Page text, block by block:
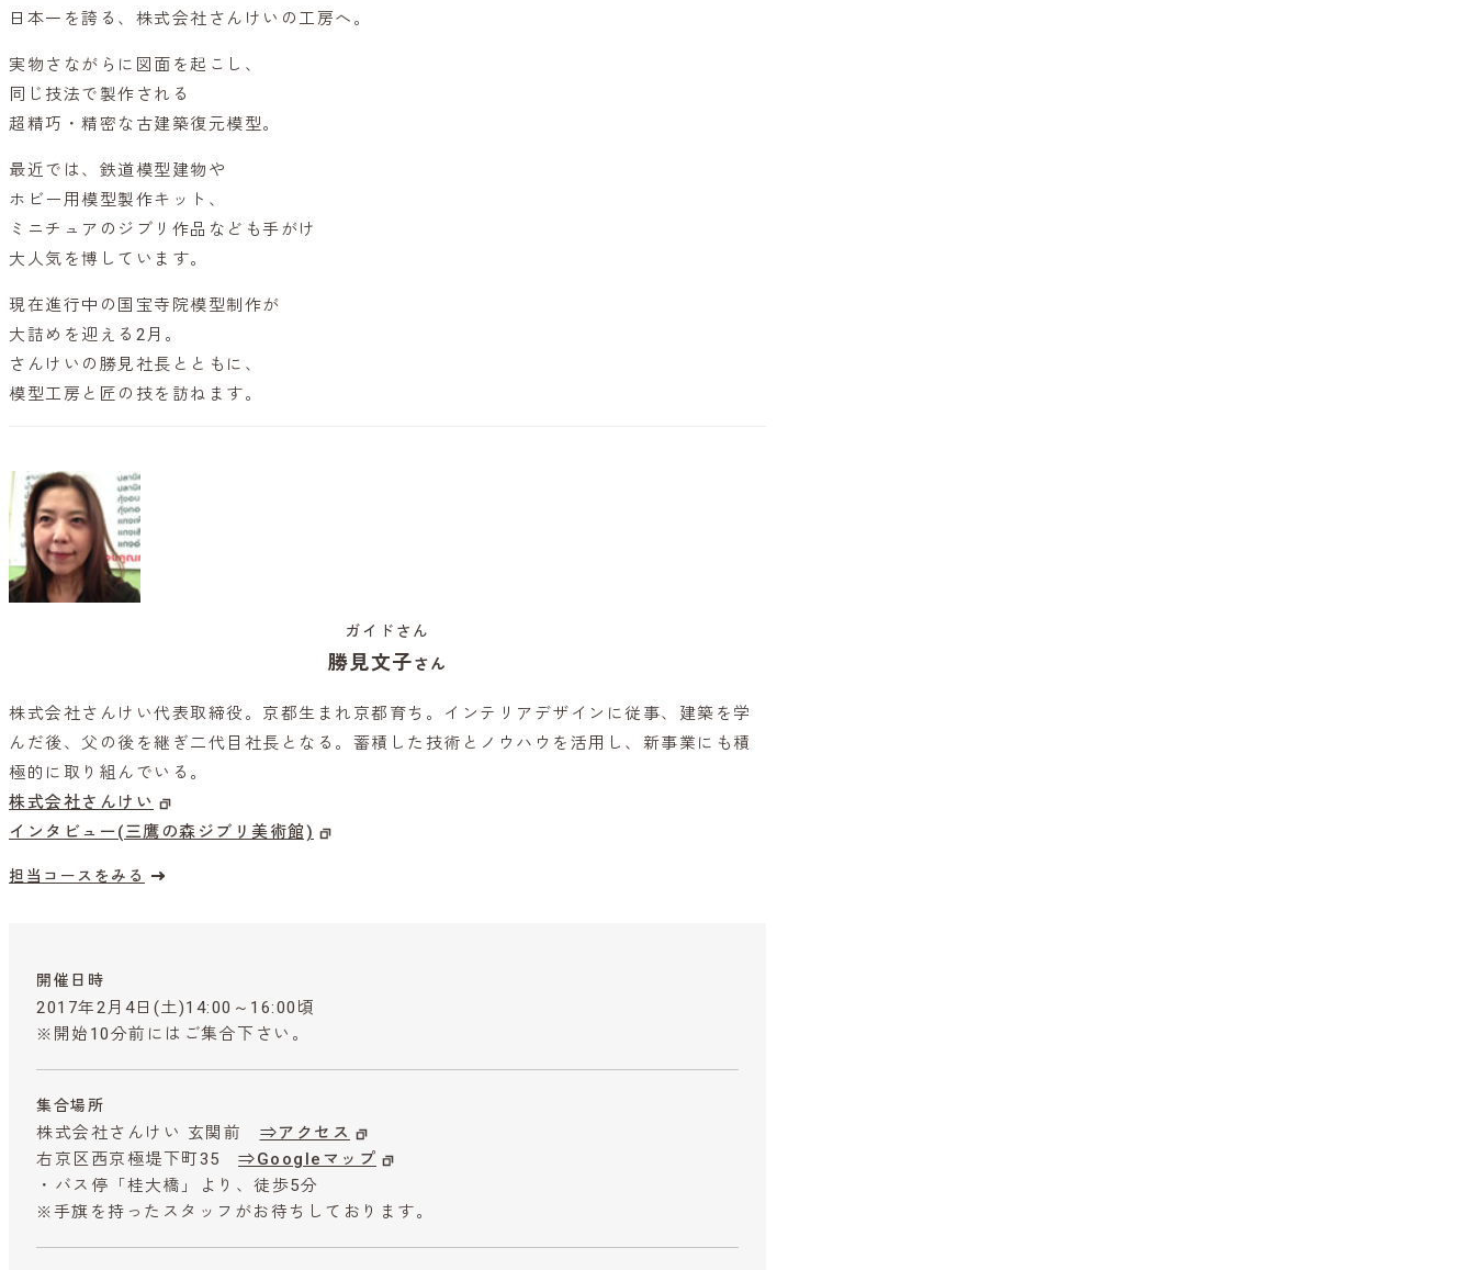
日本一を誇る、株式会社さんけいの工房へ。
実物さながらに図面を起こし、
同じ技法で製作される
超精巧・精密な古建築復元模型。
最近では、鉄道模型建物や
ホビー用模型製作キット、
ミニチュアのジブリ作品なども手がけ
大人気を博しています。
現在進行中の国宝寺院模型制作が
大詰めを迎える2月。
さんけいの勝見社長とともに、
模型工房と匠の技を訪ねます。
ガイドさん
勝見文子さん
株式会社さんけい代表取締役。京都生まれ京都育ち。インテリアデザインに従事、建築を学
んだ後、父の後を継ぎ二代目社長となる。蓄積した技術とノウハウを活用し、新事業にも積
極的に取り組んでいる。
株式会社さんけい
インタビュー(三鷹の森ジブリ美術館)
担当コースをみる
開催日時
2017年2月4日(土)14:00～16:00頃
※開始10分前にはご集合下さい。
集合場所
株式会社さんけい 玄関前 ⇒アクセス
右京区西京極堤下町35 ⇒Googleマップ
・バス停「桂大橋」より、徒歩5分
※手旗を持ったスタッフがお待ちしております。